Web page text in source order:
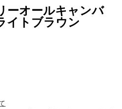
ーオールキャンバ
イトブラウン